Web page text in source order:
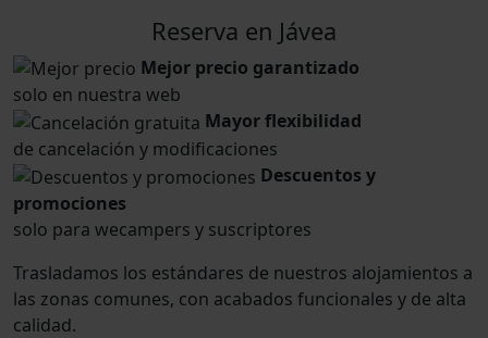
Reserva en Jávea
Mejor precio garantizado
solo en nuestra web
Mayor flexibilidad
de cancelación y modificaciones
Descuentos y
promociones
solo para wecampers y suscriptores
Trasladamos los estándares de nuestros alojamientos a
las zonas comunes, con acabados funcionales y de alta
calidad.